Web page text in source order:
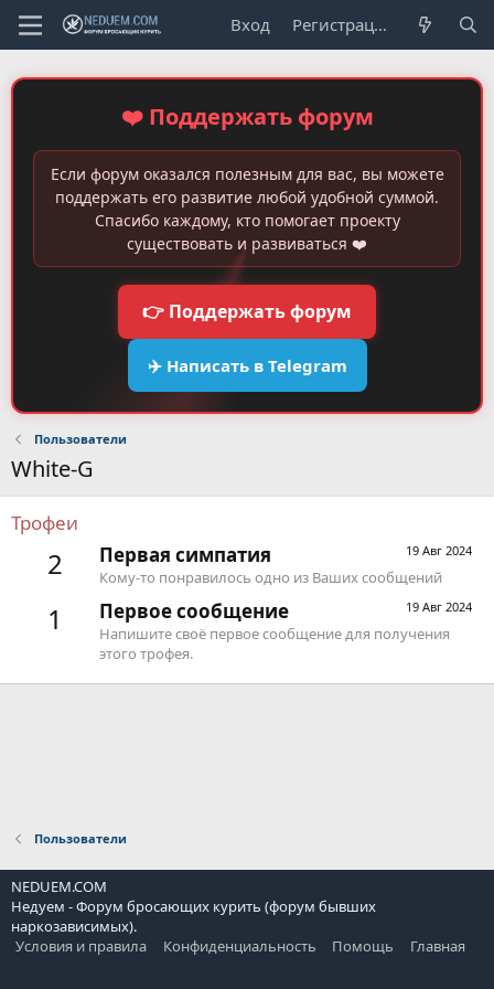
Вход Регистрация
❤️ Поддержать форум
Если форум оказался полезным для вас, вы можете
поддержать его развитие любой удобной суммой.
Спасибо каждому, кто помогает проекту
существовать и развиваться ❤️
👉 Поддержать форум
✈️ Написать в Telegram
Пользователи
White-G
Трофеи
2 19 Авг 2024
Первая симпатия
Кому-то понравилось одно из Ваших сообщений
1 19 Авг 2024
Первое сообщение
Напишите своё первое сообщение для получения
этого трофея.
Пользователи
NEDUEM.COM
Недуем - Форум бросающих курить (форум бывших
наркозависимых).
Условия и правила
Конфиденциальность Помощь Главная